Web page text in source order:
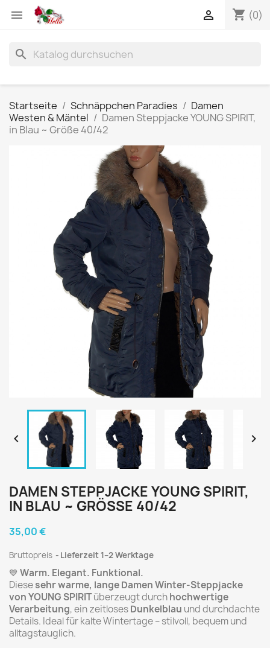
 shopping_cart (0)

search
Startseite Schnäppchen Paradies
Damen
Westen & Mäntel
Damen Steppjacke YOUNG SPIRIT,
in Blau ~ Größe 40/42
 
DAMEN STEPPJACKE YOUNG SPIRIT,
IN BLAU ~ GRÖSSE 40/42
35,00 €
Bruttopreis Lieferzeit 1–2 Werktage
💙 Warm. Elegant. Funktional.
Diesesehr warme, lange Damen Winter-Steppjacke
von YOUNG SPIRITüberzeugt durchhochwertige
Verarbeitung, ein zeitlosesDunkelblau und durchdachte
Details. Ideal für kalte Wintertage – stilvoll, bequem und
alltagstauglich.